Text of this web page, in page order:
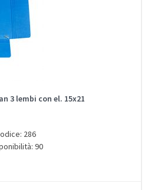
3 lembi con el. 15x21
286
90